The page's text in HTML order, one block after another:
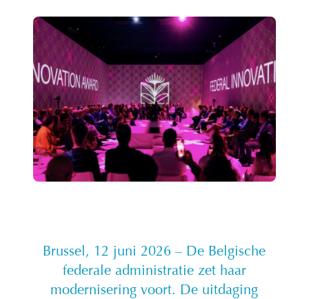
Brussel, 12 juni 2026 – De Belgische
federale administratie zet haar
modernisering voort. De uitdaging